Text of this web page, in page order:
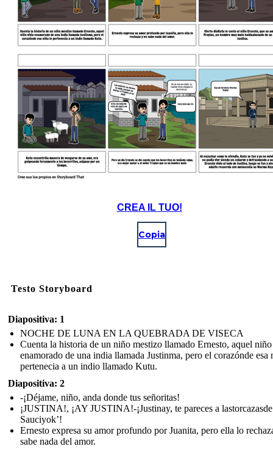
CREA IL TUO!
Copia
Testo Storyboard
Diapositiva: 1
NOCHE DE LUNA EN LA QUEBRADA DE VISECA
Cuenta la historia de un niño mestizo llamado Ernesto, aquel
enamorado de una india llamada Justinma, pero el corazónde esa
pertenecia a un indio llamado Kutu.
Diapositiva: 2
-¡Déjame, niño, anda donde tus señoritas!
¡JUSTINA!, ¡AY JUSTINA!-¡Justinay, te pareces a lastorcazasde
Sauciyok’!
Ernesto expresa su amor profundo por Juanita, pero ella lo
sabe nada del amor.